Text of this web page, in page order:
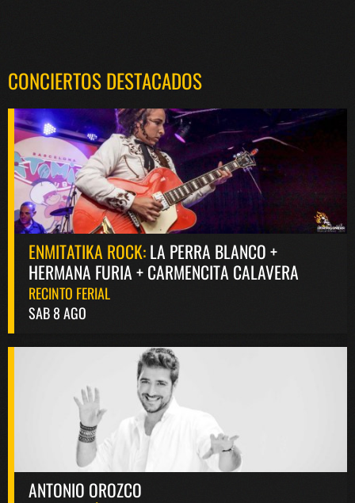
CONCIERTOS DESTACADOS
ENMITATIKA ROCK:LA PERRA BLANCO +
HERMANA FURIA + CARMENCITA CALAVERA
RECINTO FERIAL
SAB 8 AGO
ANTONIO OROZCO